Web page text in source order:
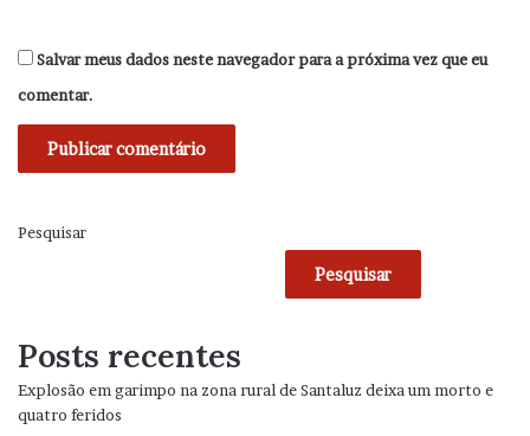
Salvar meus dados neste navegador para a próxima vez que eu
comentar.
Pesquisar
Pesquisar
Posts recentes
Explosão em garimpo na zona rural de Santaluz deixa um morto e
quatro feridos